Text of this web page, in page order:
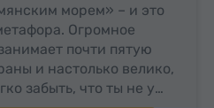
морем» – и это
Огромное
почти пятую
и настолько велико,
забыть, что ты не у…